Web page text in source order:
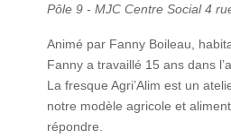
Pôle 9 - MJC Centre Social4
Animé par Fanny Boileau,
Fanny a travaillé 15 ans dans
La fresque Agri’Alim est un
notre modèle agricole et
répondre.